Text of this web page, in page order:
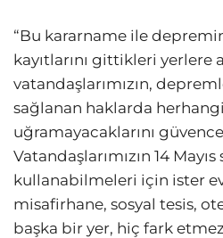
“Bu kararname ile
kayıtlarını gittikleri yerlere
vatandaşlarımızın,
sağlanan haklarda
uğramayacaklarını
Vatandaşlarımızın 14
kullanabilmeleri için ister
misafirhane, sosyal tesis,
başka bir yer, hiç fark